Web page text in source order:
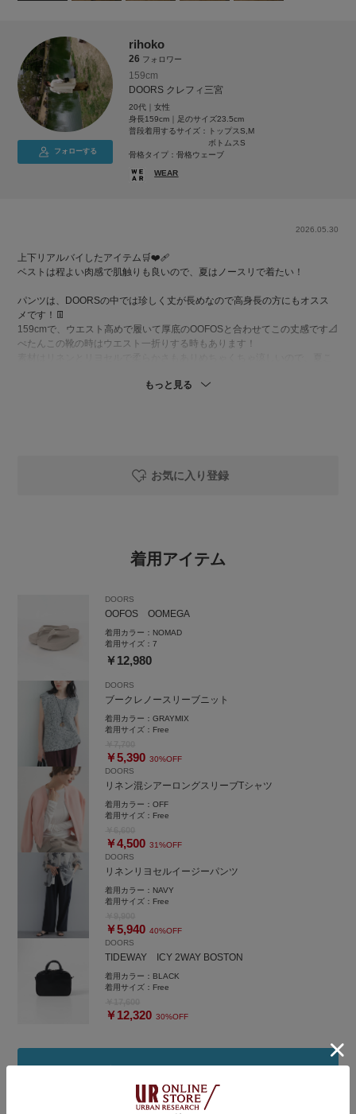
フォローする
rihoko
26 フォロワー
159cm
DOORS クレフィ三宮
20代｜女性
身長159cm｜足のサイズ23.5cm
普段着用するサイズ：
トップスS,M
ボトムスS
骨格タイプ：骨格ウェーブ
WEAR
2026.05.30
上下リアルバイしたアイテム🛒❤️‍🩹
ベストは程よい肉感で肌触りも良いので、夏はノースリで着たい！
パンツは、DOORSの中では珍しく丈が長めなので高身長の方にもオスス
メです！👖
159cmで、ウエスト高めで履いて厚底のOOFOSと合わせてこの丈感です📐
ぺたんこの靴の時はウエスト一折りする時もあります！
もっと見る
お気に入り登録
着用アイテム
DOORS
OOFOS OOMEGA
着用カラー： NOMAD
着用サイズ：7
￥12,980
DOORS
ブークレノースリーブニット
着用カラー：GRAYMIX
着用サイズ： Free
￥5,390 30%OFF
DOORS
リネン混シアーロングスリーブTシャツ
着用カラー：OFF
着用サイズ： Free
￥4,500 31%OFF
DOORS
リネンリヨセルイージーパンツ
着用カラー： NAVY
着用サイズ： Free
￥5,940 40%OFF
DOORS
TIDEWAY ICY 2WAY BOSTON
着用カラー： BLACK
着用サイズ： Free
￥12,320 30%OFF